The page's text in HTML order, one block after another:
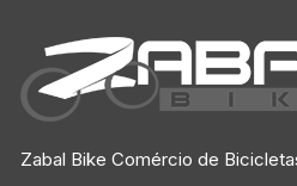
Zabal Bike Comércio de